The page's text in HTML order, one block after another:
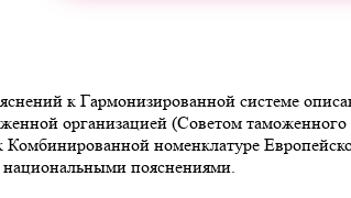
к Гармонизированной системе
организацией (Советом
номенклатуре
национальными пояснениями.